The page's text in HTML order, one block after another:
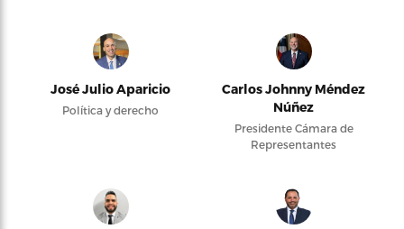
José Julio Aparicio
Política y derecho
Carlos Johnny Méndez
Núñez
Presidente Cámara de
Representantes